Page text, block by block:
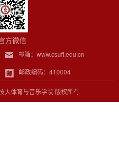
方微信
邮箱：www.csuft.edu.cn
邮政编码：410004
大体育与音乐学院 版权所有